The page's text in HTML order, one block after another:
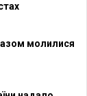
молилися